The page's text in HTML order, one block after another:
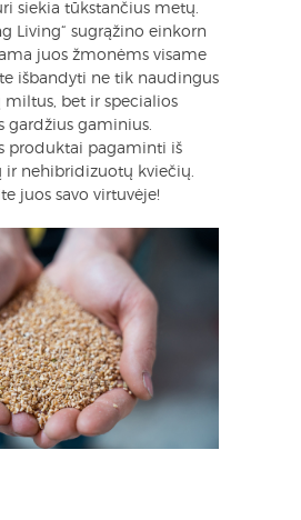
siekia tūkstančius metų.
Living“ sugrąžino einkorn
juos žmonėms visame
išbandyti ne tik naudingus
bet ir specialios
gardžius gaminius.
produktai pagaminti iš
ir nehibridizuotų kviečių.
juos savo virtuvėje!